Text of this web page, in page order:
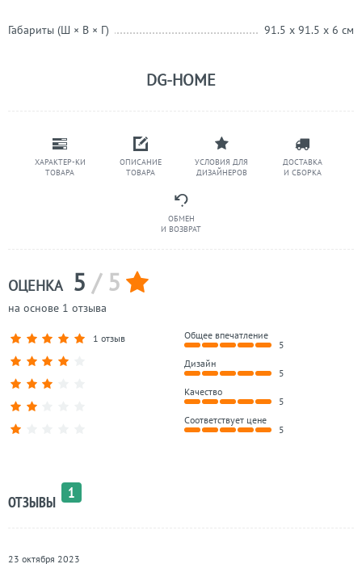
ХАРАКТЕР-КИ
ТОВАРА
ОПИСАНИЕ
ТОВАРА
УСЛОВИЯ ДЛЯ
ДИЗАЙНЕРОВ
ДОСТАВКА
И СБОРКА
ОБМЕН
И ВОЗВРАТ
Габариты (Ш × В × Г) 91.5 x 91.5 x 6 см
DG-HOME
ОЦЕНКА 5 / 5
на основе 1 отзыва
1 отзыв
Общее впечатление
5
Дизайн
5
Качество
5
Соответствует цене
5
ОТЗЫВЫ
1
23 октября 2023